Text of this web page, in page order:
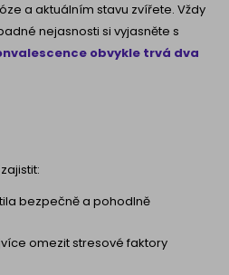
a aktuálním stavu zvířete. Vždy
nejasnosti si vyjasněte s
obvykle trvá dva
bezpečně a pohodlně
omezit stresové faktory